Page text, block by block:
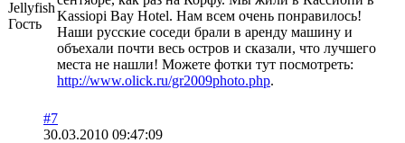
Jellyfish
Гость
Kassiopi Bay Hotel. Нам всем очень понравилось!
Наши русские соседи брали в аренду машину и
объехали почти весь остров и сказали, что лучшего
места не нашли! Можете фотки тут посмотреть:
http://www.olick.ru/gr2009photo.php.
#7
30.03.2010 09:47:09